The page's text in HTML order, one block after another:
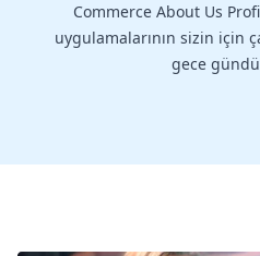
Commerce About Us
uygulamalarının sizin için
gece